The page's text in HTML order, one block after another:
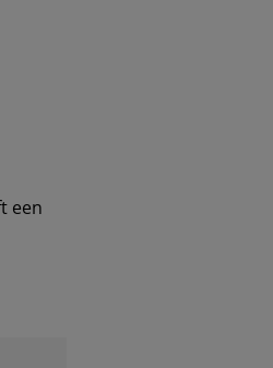
een